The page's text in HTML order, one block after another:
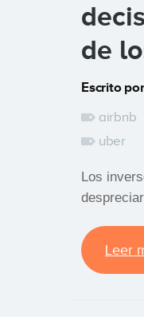
de
Escrito por
airbnb
uber
Los
Leer